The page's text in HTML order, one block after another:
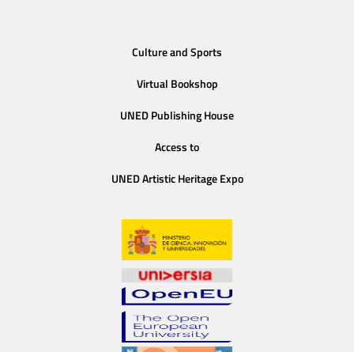
Culture and Sports
Virtual Bookshop
UNED Publishing House
Access to
UNED Artistic Heritage Expo